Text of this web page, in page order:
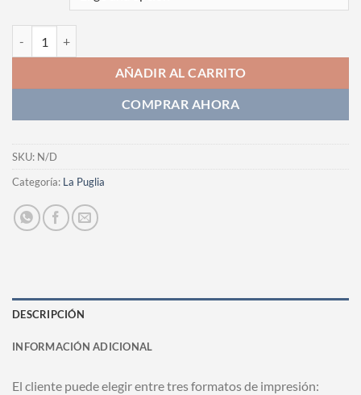
AÑADIR AL CARRITO
COMPRAR AHORA
SKU: N/D
Categoría: La Puglia
DESCRIPCIÓN
INFORMACIÓN ADICIONAL
El cliente puede elegir entre tres formatos de impresión: